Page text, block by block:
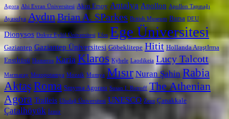
Agora Ahi Evran Üniversitesi Akın Ersoy Antalya Apollon Apollon Tapınağı
Ayasofya AydınBrian A. SParkes British Museum Bursa DEU
Dionysos Dokuz Eylül Üniversitesi Efes Ege Üniversitesi
Gaziantep Gaziantep Üniversitesi Göbeklitepe Hitit Hollanda AraştIrma
Enstİtüsü Homeros Karia Klaros Kybele Laodikeia Lucy Talcott
Marmaray Mezopotamya Mozaik Mumya Mısır Nuran Şahin Rabia
Aktaş Roma Smyrna Agorası Susan I. Rotroff The Athenian
Agora Tralleis Uludağ Üniversitesi UNESCO Zeus Çanakkale
Çatalhöyük İzmir